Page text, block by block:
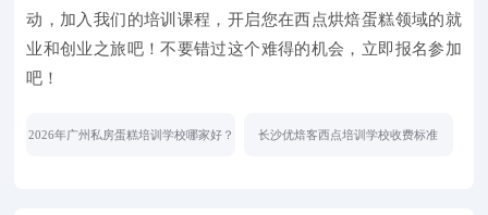
动，加入我们的培训课程，开启您在西点烘焙蛋糕领域的就
业和创业之旅吧！不要错过这个难得的机会，立即报名参加
吧！
2026年广州私房蛋糕培训学校哪家好？ 长沙优焙客西点培训学校收费标准